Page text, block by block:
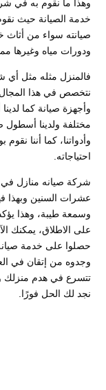
وهذا ما نقوم به في
خدمة الصيانة حيث
صيانته سواء من
ودورات مياه وغيرها
فالمنزل مثله مثل أي
نتخصص في هذا
وأجهزة صيانة كما
مختلفة ولدينا أسطول
وأدواتنا، كما أننا
احتياجاته.
شركة صيانه منازل
عشرات السنين وبهذا
وسمعة طيبة، وهذا
على الاطلاق، يمكنك
حصلوا على خدمة
وجدوه من إتقان في
تتسرع في هدم منزلك
نجد لك الحل فورًا.